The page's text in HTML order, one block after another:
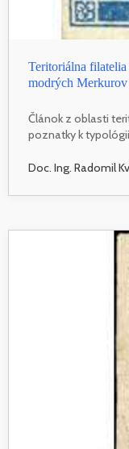
Teritoriálna
modrých Merkurov
Článok z oblasti
poznatky k
Doc. Ing. Radomil